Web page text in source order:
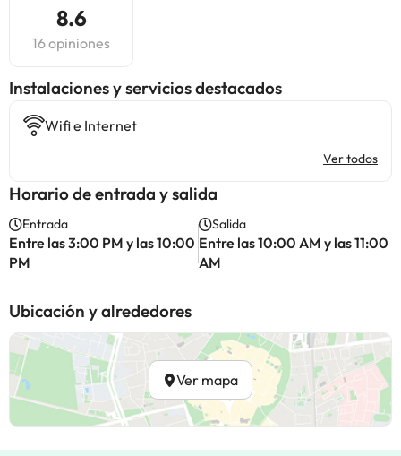
8.6
16 opiniones
Instalaciones y servicios destacados
Wifi e Internet
Ver todos
Horario de entrada y salida
Entrada
Entre las 3:00 PM y las 10:00
PM
Salida
Entre las 10:00 AM y las 11:00
AM
Ubicación y alrededores
Ver mapa